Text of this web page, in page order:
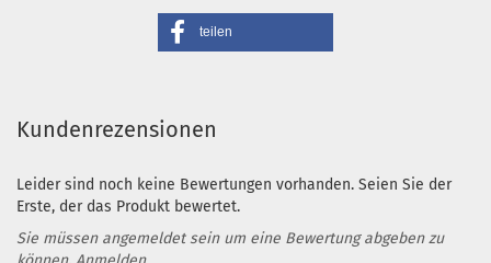
teilen
Kundenrezensionen
Leider sind noch keine Bewertungen vorhanden. Seien Sie der
Erste, der das Produkt bewertet.
Sie müssen angemeldet sein um eine Bewertung abgeben zu